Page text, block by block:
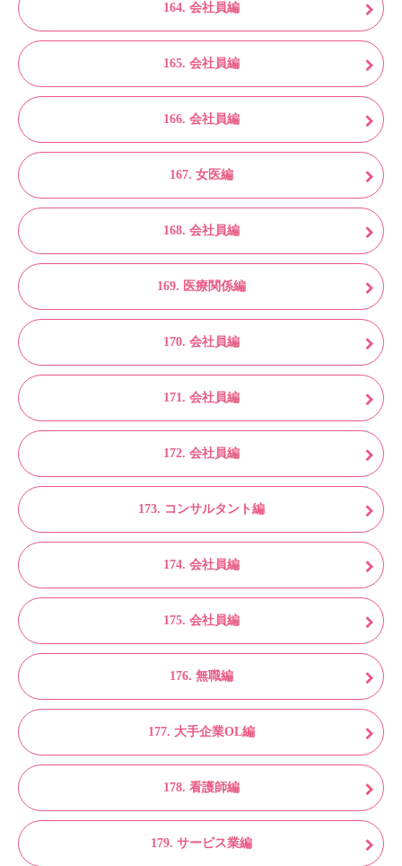
164. 会社員編
165. 会社員編
166. 会社員編
167. 女医編
168. 会社員編
169. 医療関係編
170. 会社員編
171. 会社員編
172. 会社員編
173. コンサルタント編
174. 会社員編
175. 会社員編
176. 無職編
177. 大手企業OL編
178. 看護師編
179. サービス業編